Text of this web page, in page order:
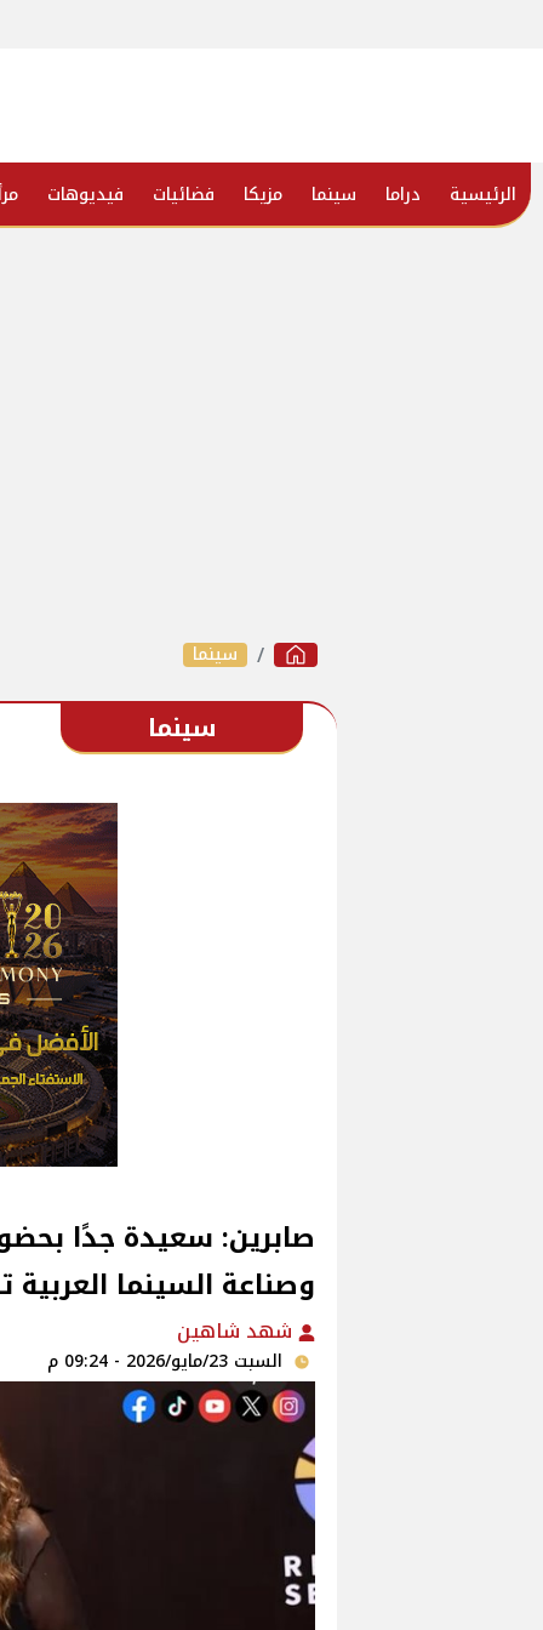
الرئيسية دراما سينما مزيكا فضائيات فيديوهات
سينما
سينما
وصناعة السينما
شهد شاهين
السبت 23/مايو/2026 - 09:24 م